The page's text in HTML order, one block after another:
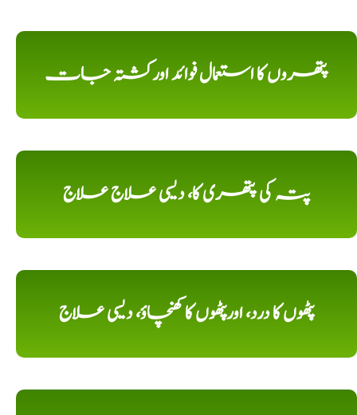
پتھروں کا استعمال فوائد اورکشتہ جات
پتہ کی پتھری کا، دیسی علاج علاج
پٹھوں کا درد، اورپٹھوں کا کھنچاؤ، دیسی علاج